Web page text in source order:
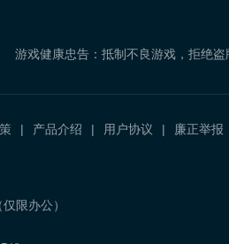
游戏健康忠告：抵制不良游戏，拒绝
产品介绍 用户协议 廉正举报
限办公）